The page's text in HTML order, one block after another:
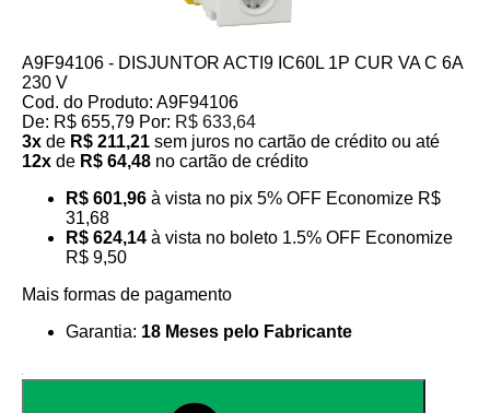
A9F94106 - DISJUNTOR ACTI9 IC60L 1P CUR VA C 6A
230 V
Cod. do Produto: A9F94106
De: R$ 655,79 Por: R$ 633,64
3x de R$ 211,21 sem juros no cartão de crédito ou até
12x de R$ 64,48 no cartão de crédito
R$ 601,96 à vista no pix 5% OFF Economize R$
31,68
R$ 624,14 à vista no boleto 1.5% OFF Economize
R$ 9,50
Mais formas de pagamento
Garantia: 18 Meses pelo Fabricante